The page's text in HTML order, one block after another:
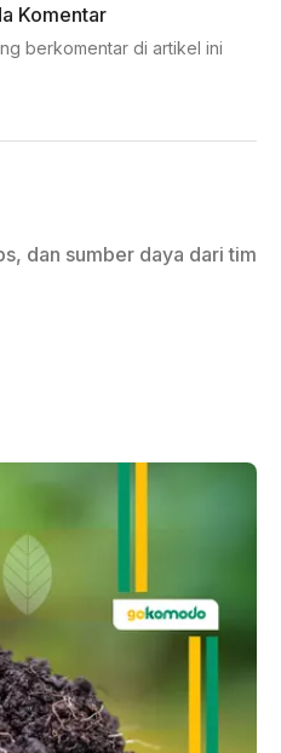
Komentar
berkomentar di artikel ini
dan sumber daya dari tim